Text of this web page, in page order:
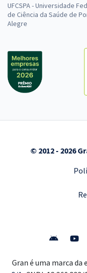
UFCSPA - Universidade
de Ciência da Saúde de
Alegre
© 2012 - 2026
Gran é uma marca da